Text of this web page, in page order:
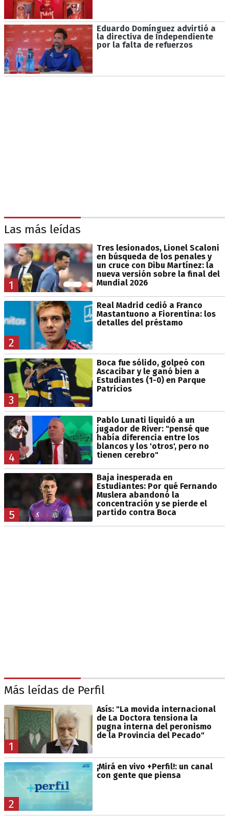
Eduardo Domínguez advirtió a
la directiva de Independiente
por la falta de refuerzos
Las más leídas
1
Tres lesionados, Lionel Scaloni
en búsqueda de los penales y
un cruce con Dibu Martínez: la
nueva versión sobre la final del
Mundial 2026
2
Real Madrid cedió a Franco
Mastantuono a Fiorentina: los
detalles del préstamo
3
Boca fue sólido, golpeó con
Ascacibar y le ganó bien a
Estudiantes (1-0) en Parque
Patricios
4
Pablo Lunati liquidó a un
jugador de River: "pensé que
había diferencia entre los
blancos y los 'otros', pero no
tienen cerebro"
5
Baja inesperada en
Estudiantes: Por qué Fernando
Muslera abandonó la
concentración y se pierde el
partido contra Boca
Más leídas de Perfil
1
Asís: "La movida internacional
de La Doctora tensiona la
pugna interna del peronismo
de la Provincia del Pecado"
2
¡Mirá en vivo +Perfil!: un canal
con gente que piensa